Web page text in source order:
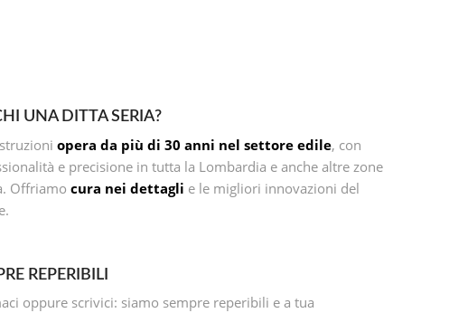
UNA DITTA SERIA?
opera da più di 30 anni nel settore edile, con
e precisione in tutta la Lombardia e anche altre zone
Offriamo cura nei dettagli e le migliori innovazioni del
REPERIBILI
oppure scrivici: siamo sempre reperibili e a tua